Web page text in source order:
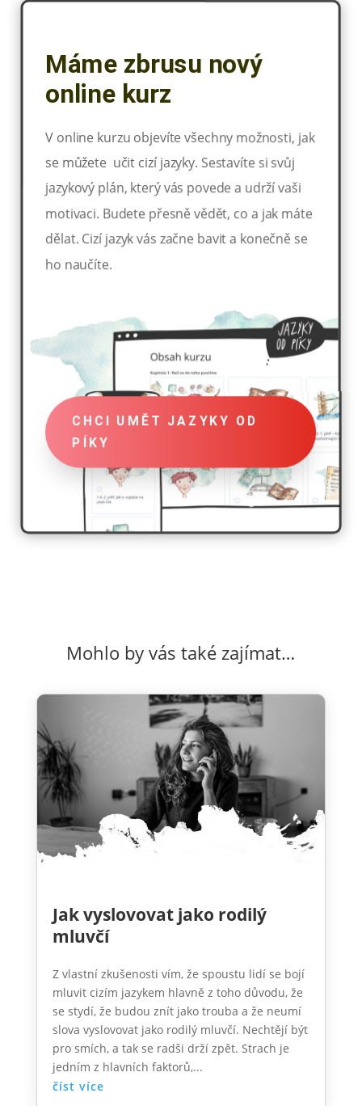
Máme zbrusu nový
online kurz
V online kurzu objevíte všechny možnosti, jak
se můžete učit cizí jazyky. Sestavíte si svůj
jazykový plán, který vás povede a udrží vaši
motivaci. Budete přesně vědět, co a jak máte
dělat. Cizí jazyk vás začne bavit a konečně se
ho naučíte.
CHCI UMĚT JAZYKY OD
PÍKY
Mohlo by vás také zajímat…
Jak vyslovovat jako rodilý
mluvčí
Z vlastní zkušenosti vím, že spoustu lidí se bojí
mluvit cizím jazykem hlavně z toho důvodu, že
se stydí, že budou znít jako trouba a že neumí
slova vyslovovat jako rodilý mluvčí. Nechtějí být
pro smích, a tak se radši drží zpět. Strach je
jedním z hlavních faktorů,...
číst více